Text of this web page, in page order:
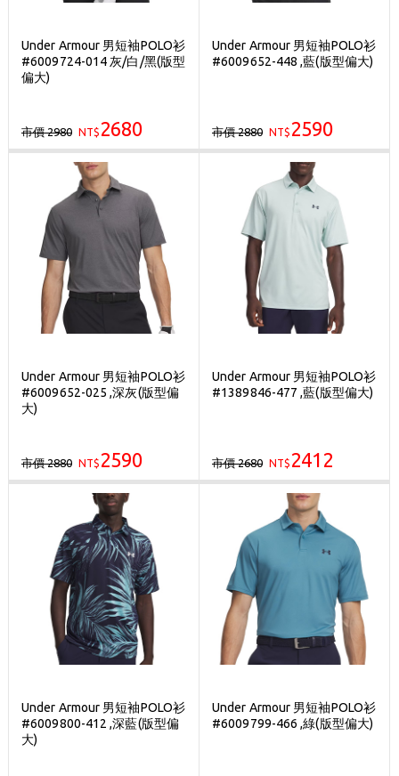
Under Armour 男短袖POLO衫
#6009724-014 灰/白/黑(版型
偏大)
市價 2980 NT$ 2680
Under Armour 男短袖POLO衫
#6009652-448 ,藍(版型偏大)
市價 2880 NT$ 2590
Under Armour 男短袖POLO衫
#6009652-025 ,深灰(版型偏
大)
市價 2880 NT$ 2590
Under Armour 男短袖POLO衫
#1389846-477 ,藍(版型偏大)
市價 2680 NT$ 2412
Under Armour 男短袖POLO衫
#6009800-412 ,深藍(版型偏
大)
Under Armour 男短袖POLO衫
#6009799-466 ,綠(版型偏大)